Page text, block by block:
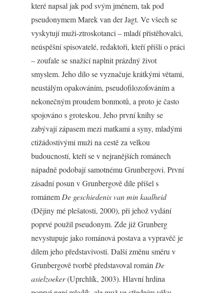
které napsal jak pod svým jménem, tak pod
pseudonymem Marek van der Jagt. Ve všech se
vyskytují muži-ztroskotanci – mladí přistěhovalci,
neúspěšní spisovatelé, redaktoři, kteří přišli o práci
– zoufale se snažící naplnit prázdný život
smyslem. Jeho dílo se vyznačuje krátkými větami,
neustálým opakováním, pseudofilozofováním a
nekonečným proudem bonmotů, a proto je často
spojováno s groteskou. Jeho první knihy se
zabývají zápasem mezi matkami a syny, mladými
ctižádostivými muži na cestě za velkou
budoucností, kteří se v nejranějších románech
nápadně podobají samotnému Grunbergovi. První
zásadní posun v Grunbergově díle přišel s
románem De geschiedenis van min kaalheid
(Dějiny mé plešatosti, 2000), při jehož vydání
poprvé použil pseudonym. Zde již Grunberg
nevystupuje jako románová postava a vypravěč je
dílem jeho představivosti. Další změnu směru v
Grunbergově tvorbě představoval román De
asielzoeker(Uprchlík, 2003). Hlavní hrdina